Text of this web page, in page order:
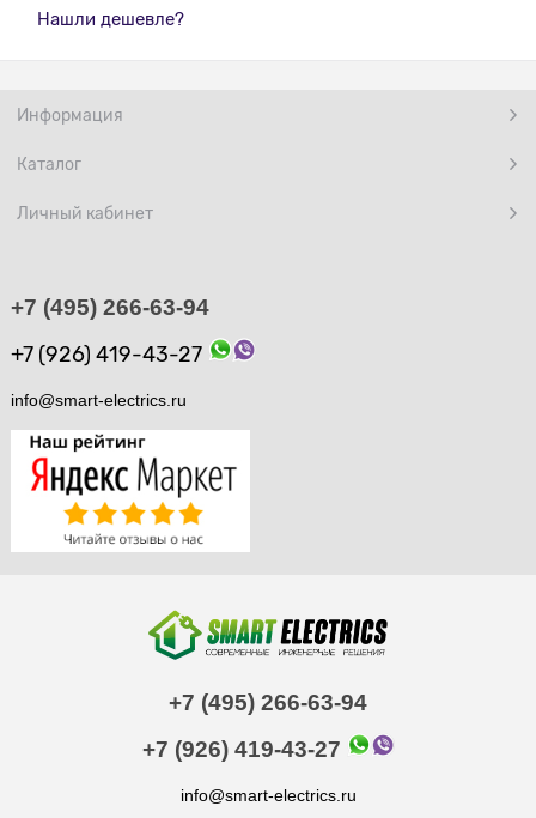
Нашли дешевле?
Информация
Каталог
Личный кабинет
+7 (495) 266-63-94
+7 (926) 419-43-27
info@smart-electrics.ru
+7 (495) 266-63-94
+7 (926) 419-43-27
info@smart-electrics.ru